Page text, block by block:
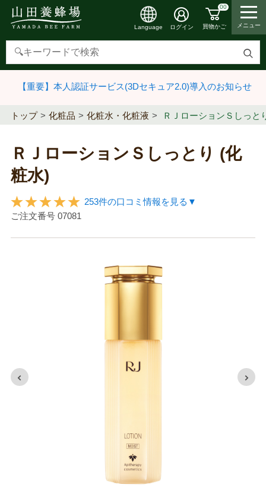
検
す
Language ログイン
00
買物かご メニュー
【重要】本人認証サービス(3Dセキュア2.0)導入のお知らせ
トップ 化粧品 化粧水・化粧液 ＲＪローションＳしっと
ＲＪローションＳしっとり (化
粧水)
253件の口コミ情報を見る▼
ご注文番号 07081